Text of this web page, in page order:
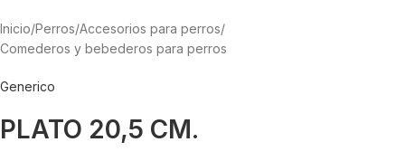
Inicio/Perros/Accesorios para perros/
Comederos y bebederos para perros
Generico
PLATO 20,5 CM.